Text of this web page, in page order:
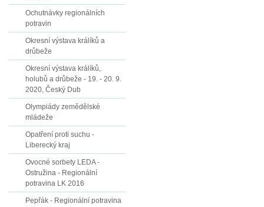
Ochutnávky regionálních
potravin
Okresní výstava králíků a
drůbeže
Okresní výstava králíků,
holubů a drůbeže - 19. - 20. 9.
2020, Český Dub
Olympiády zemědělské
mládeže
Opatření proti suchu -
Liberecký kraj
Ovocné sorbety LEDA -
Ostružina - Regionální
potravina LK 2016
Pepřák - Regionální potravina